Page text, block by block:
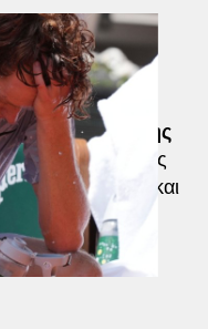
τίτλων στο
φαβορί της
ότι οι καιρικές
άλλες χρονιές και
το τουρνουά